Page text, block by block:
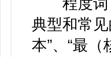
典型和常见
本”、“最